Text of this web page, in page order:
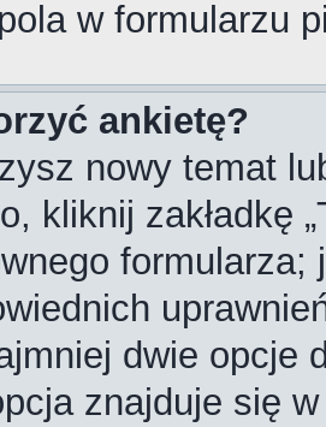
w formularzu
ankietę?
nowy temat
kliknij zakładkę
dwie opcje
znajduje się